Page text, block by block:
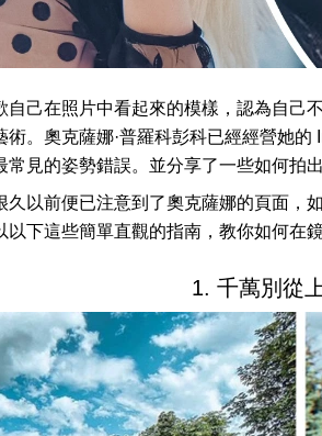
自己在照片中看起來的模樣，認為自己
術。奧克薩娜·普羅科彭科已經經營她的
常見的姿勢錯誤。並分享了一些如何拍
久以前便已注意到了奧克薩娜的頁面，
以下這些簡單直觀的指南，教你如何在
1. 千萬別從